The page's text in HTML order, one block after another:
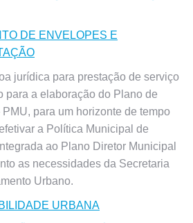
DE ENVELOPES E
jurídica para prestação de serviço
para a elaboração do Plano de
para um horizonte de tempo
a Política Municipal de
ao Plano Diretor Municipal
as necessidades da Secretaria
Urbano.
URBANA